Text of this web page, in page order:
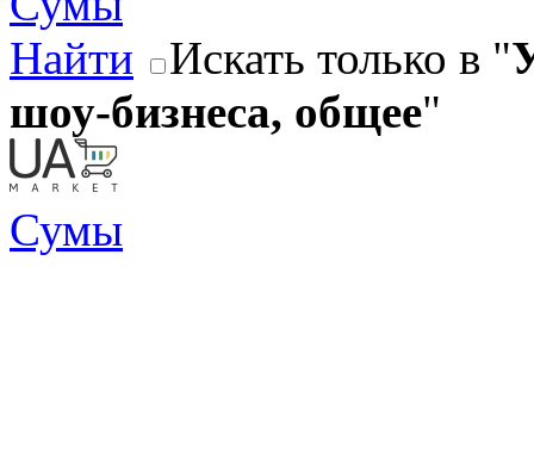
Найти
Искать только в "
шоу-бизнеса, общее"
Сумы